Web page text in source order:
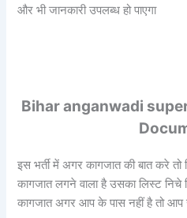
और भी जानकारी उपलब्ध हो पाएगा
Bihar anganwadi
इस भर्ती में अगर कागजात की बात करे
कागजात लगने वाला है उसका लिस्ट निचे
कागजात अगर आप के पास नहीं है तो